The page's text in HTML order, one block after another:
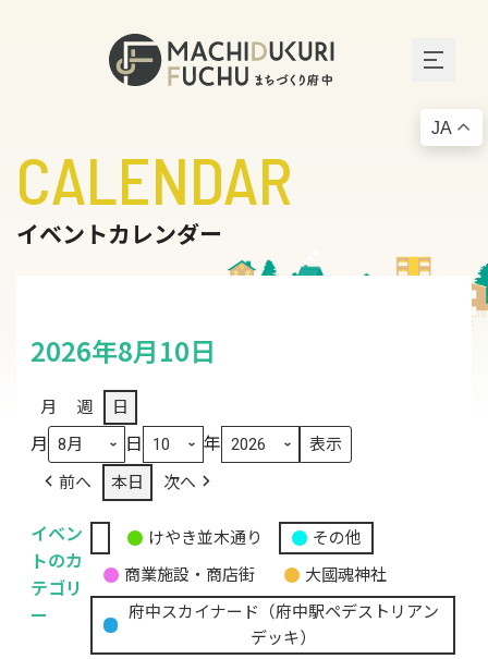
CALENDAR
イベントカレンダー
2026年8月10日
月 週 日
月 日 年
前へ 本日 次へ
イベン
トのカ
テゴリ
ー
無
題
の
カ
けやき並木通り
その他
商業施設・商店街
大國魂神社
府中スカイナード（府中駅ペデストリアン
デッキ）
JA